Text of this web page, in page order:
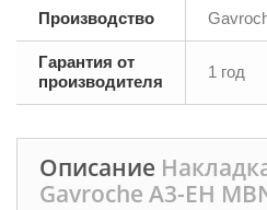
Производство
Гарантия от
производителя
1 год
Описание
Gavroche А3-EH